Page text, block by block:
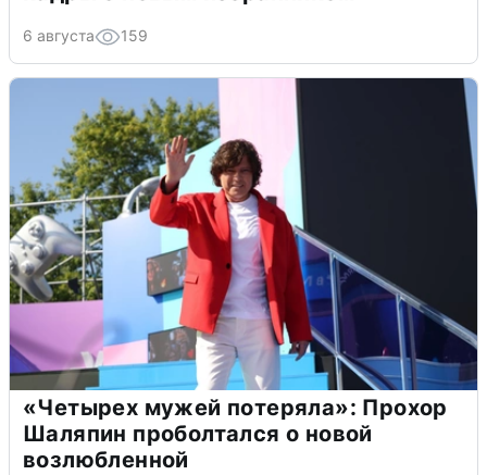
6 августа 159
«Четырех мужей потеряла»: Прохор
Шаляпин проболтался о новой
возлюбленной